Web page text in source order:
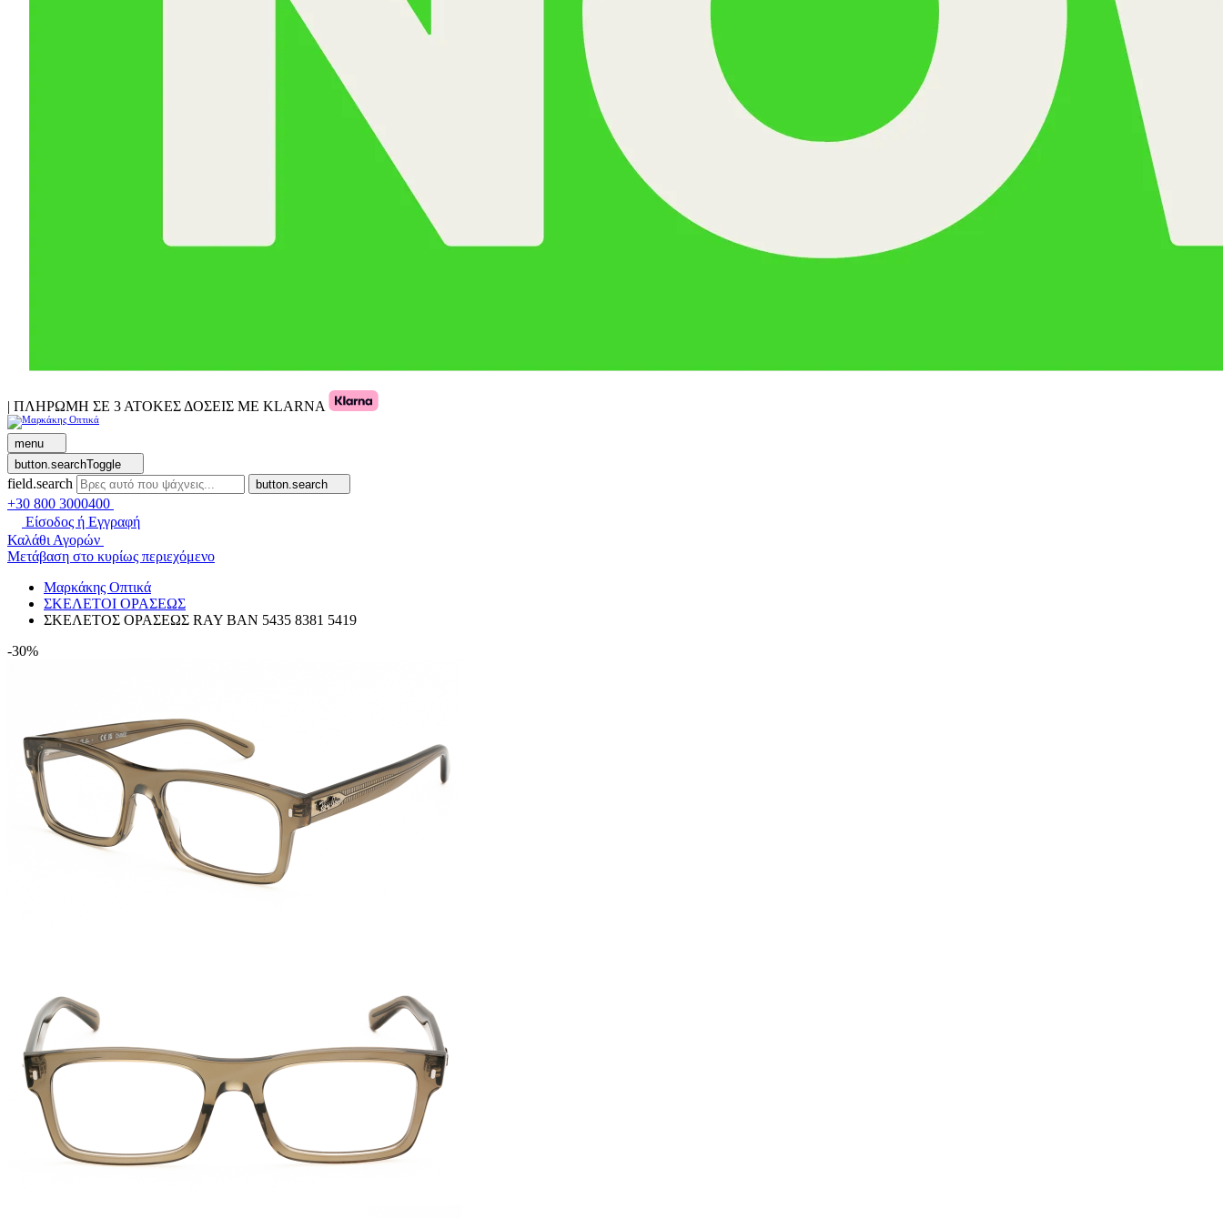
| ΠΛΗΡΩΜΗ ΣΕ 3 ΑΤΟΚΕΣ ΔΟΣΕΙΣ ΜΕ KLARNA
menu
button.searchToggle
field.search button.search
+30 800 3000400
Είσοδος ή Εγγραφή
Καλάθι Αγορών
Μετάβαση στο κυρίως περιεχόμενο
Μαρκάκης Οπτικά
ΣΚΕΛΕΤΟΙ ΟΡΑΣΕΩΣ
ΣΚΕΛΕΤΟΣ ΟΡΑΣΕΩΣ RAY BAN 5435 8381 5419
-30%